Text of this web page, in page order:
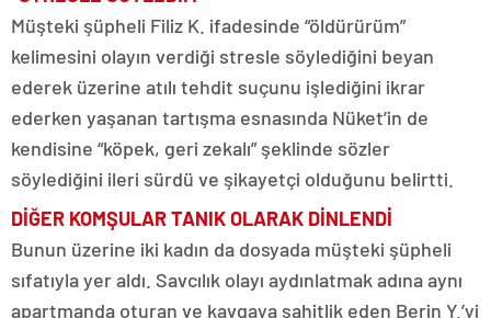
Müşteki şüpheli Filiz K. ifadesinde “öldürürüm”
kelimesini olayın verdiği stresle söylediğini beyan
ederek üzerine atılı tehdit suçunu işlediğini ikrar
ederken yaşanan tartışma esnasında Nüket’in de
kendisine “köpek, geri zekalı” şeklinde sözler
söylediğini ileri sürdü ve şikayetçi olduğunu belirtti.
DİĞER KOMŞULAR TANIK OLARAK DİNLENDİ
Bunun üzerine iki kadın da dosyada müşteki şüpheli
sıfatıyla yer aldı. Savcılık olayı aydınlatmak adına aynı
apartmanda oturan ve kavgaya şahitlik eden Berin Y.’yi